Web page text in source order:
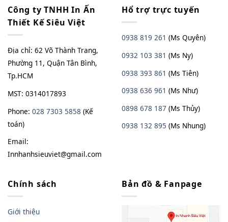
Công ty TNHH In Ấn
Thiết Kế Siêu Việt
Địa chỉ: 62 Võ Thành Trang,
Phường 11, Quận Tân Bình,
Tp.HCM
MST: 0314017893
Phone: 028 7303 5858 (Kế
toán)
Email:
Innhanhsieuviet@gmail.com
Hổ trợ trực tuyến
0938 819 261 (Ms Quyên)
0932 103 381 (Ms Ny)
0938 393 861 (Ms Tiên)
0938 636 961 (Ms Như)
0898 678 187 (Ms Thủy)
0938 132 895 (Ms Nhung)
Chính sách
Giới thiệu
Bản đồ & Fanpage